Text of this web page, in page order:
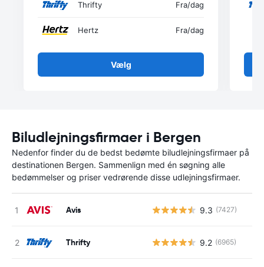
Thrifty Fra/dag
Hertz Fra/dag
Vælg
Biludlejningsfirmaer i Bergen
Nedenfor finder du de bedst bedømte biludlejningsfirmaer på
destinationen Bergen. Sammenlign med én søgning alle
bedømmelser og priser vedrørende disse udlejningsfirmaer.
Avis 9.3 (7427)
Thrifty 9.2 (6965)